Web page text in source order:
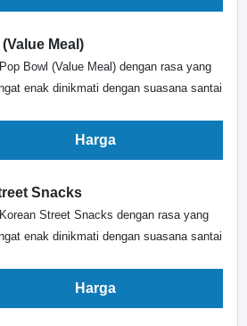
Meal)
Bowl (Value Meal) dengan rasa yang
enak dinikmati dengan suasana santai
Harga
Snacks
Street Snacks dengan rasa yang
enak dinikmati dengan suasana santai
Harga